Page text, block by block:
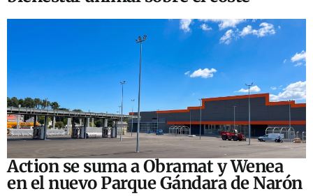
Action se suma a Obramat y Wenea
en el nuevo Parque Gándara de Narón